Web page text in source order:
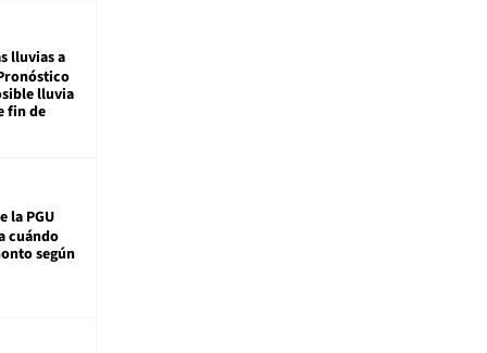
lluvias a
lluvia
fin de
la PGU
cuándo
según